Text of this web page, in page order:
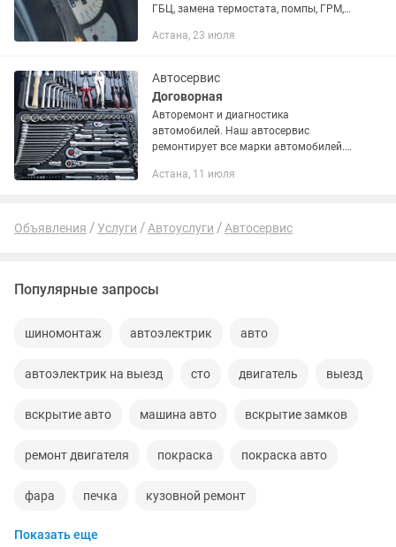
ГБЦ, замена термостата, помпы, ГРМ,
навесного оборудования, двигателя,
Астана, 23 июля
Автосервис
Договорная
Авторемонт и диагностика
автомобилей. Наш автосервис
ремонтирует все марки автомобилей.
Промывка форсунок, промывка и
Астана, 11 июля
Объявления Услуги Автоуслуги Автосервис
Популярные запросы
шиномонтаж автоэлектрик авто
автоэлектрик на выезд сто двигатель выезд
вскрытие авто машина авто вскрытие замков
ремонт двигателя покраска покраска авто
фара печка кузовной ремонт
заправка кондиционеров
Показать еще